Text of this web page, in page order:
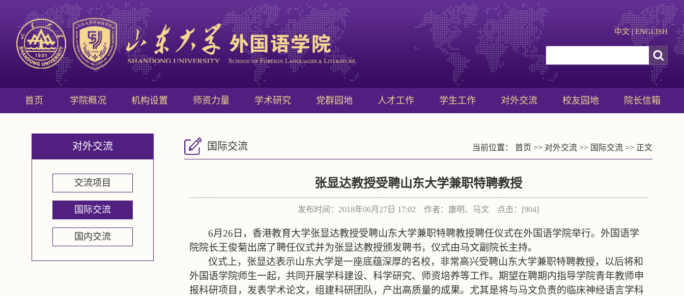
中文|ENGLISH
首页 学院概况 机构设置 师资力量 学术研究 党群园地 人才工作 学生工作 对外交流 校友园地 院长信箱
对外交流
交流项目
国际交流
国内交流
国际交流 当前位置： 首页 >> 对外交流 >> 国际交流 >> 正文
张显达教授受聘山东大学兼职特聘教授
发布时间：2018年06月27日 17:02 作者：康明、马文 点击：[904]
6月 26 日，香港教育大学张显达教授受聘山东大学兼职特聘教授聘任仪式在外国语学院举行。外国语学
院院长王俊菊出席了聘任仪式并为张显达教授颁发聘书，仪式由马文副院长主持。
仪式上，张显达表示山东大学是一座底蕴深厚的名校，非常高兴受聘山东大学兼职特聘教授，以后将和
外国语学院师生一起，共同开展学科建设、科学研究、师资培养等工作。期望在聘期内指导学院青年教师申
报科研项目，发表学术论文，组建科研团队，产出高质量的成果。尤其是将与马文负责的临床神经语言学科